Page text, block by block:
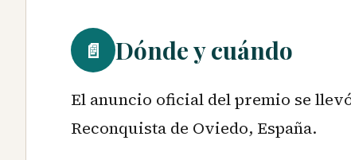
📄 Dónde y cuándo
El anuncio oficial del premio se
Reconquista de Oviedo, España.